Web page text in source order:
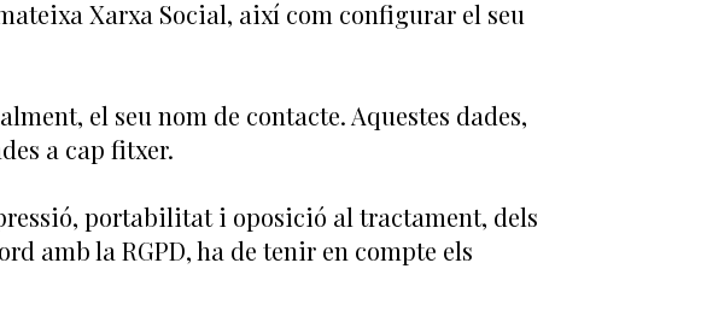
Xarxa Social, així com configurar el seu
el seu nom de contacte. Aquestes dades,
a cap fitxer.
portabilitat i oposició al tractament, dels
amb la RGPD, ha de tenir en compte els